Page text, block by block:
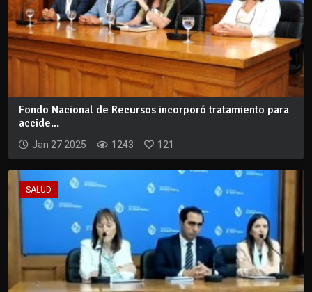
Fondo Nacional de Recursos incorporó tratamiento para
accide...
Jan 27 2025 1243 121
SALUD